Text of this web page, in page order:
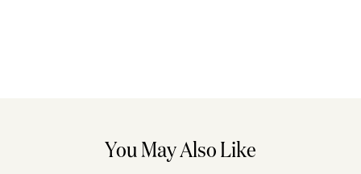
You May Also Like